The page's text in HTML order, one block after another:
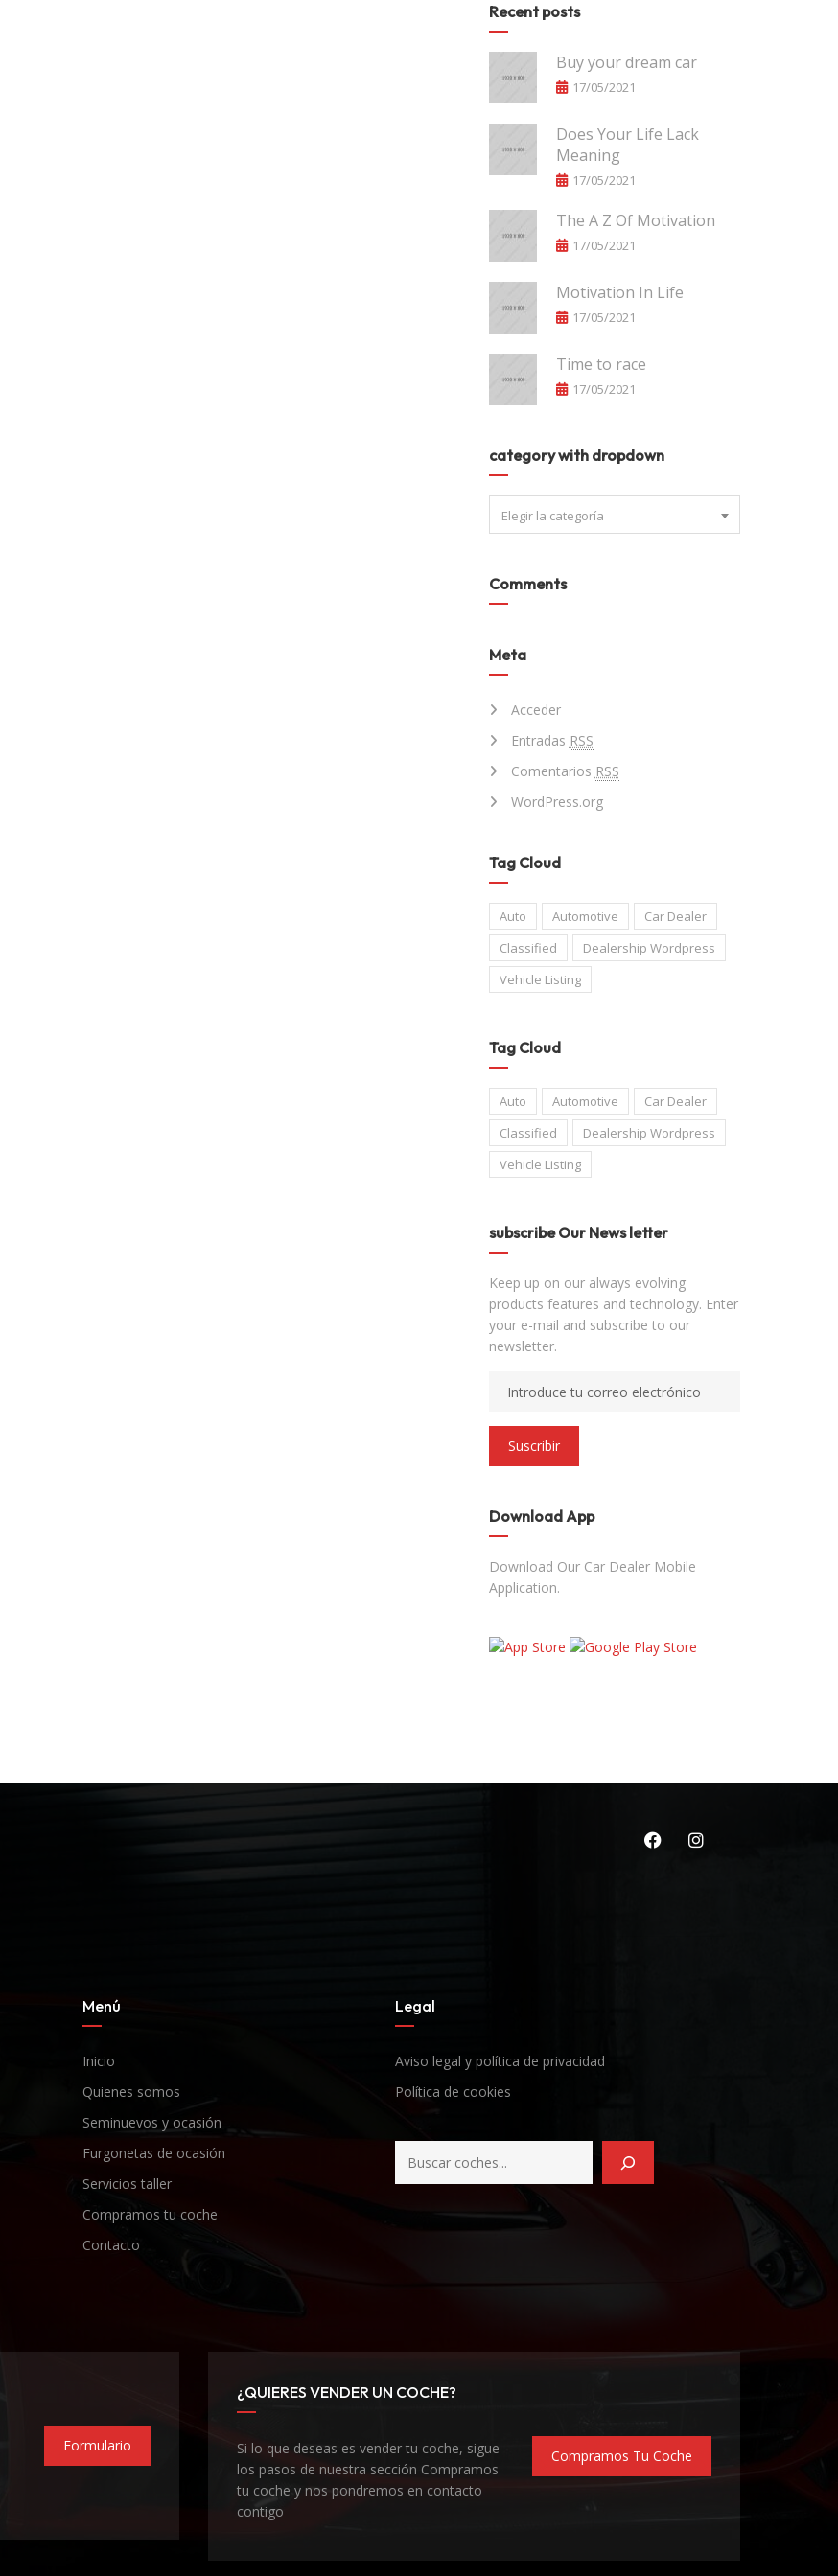
Recent posts
Buy your dream car
17/05/2021
Does Your Life Lack
Meaning
17/05/2021
The A Z Of Motivation
17/05/2021
Motivation In Life
17/05/2021
Time to race
17/05/2021
category with dropdown
Elegir la categoría
Comments
Meta
Acceder
Entradas RSS
Comentarios RSS
WordPress.org
Tag Cloud
Auto Automotive
Car Dealer
Classified
Dealership Wordpress
Vehicle Listing
Tag Cloud
Auto Automotive
Car Dealer
Classified
Dealership Wordpress
Vehicle Listing
subscribe Our News letter
Keep up on our always evolving
products features and technology. Enter
your e-mail and subscribe to our
newsletter.
Suscribir
Download App
Download Our Car Dealer Mobile
Application.
Menú
Inicio
Quienes somos
Seminuevos y ocasión
Furgonetas de ocasión
Servicios taller
Compramos tu coche
Contacto
Legal
Aviso legal y política de privacidad
Política de cookies
Formulario
¿QUIERES VENDER UN COCHE?
Si lo que deseas es vender tu coche, sigue
los pasos de nuestra sección Compramos
tu coche y nos pondremos en contacto
contigo
Compramos Tu Coche